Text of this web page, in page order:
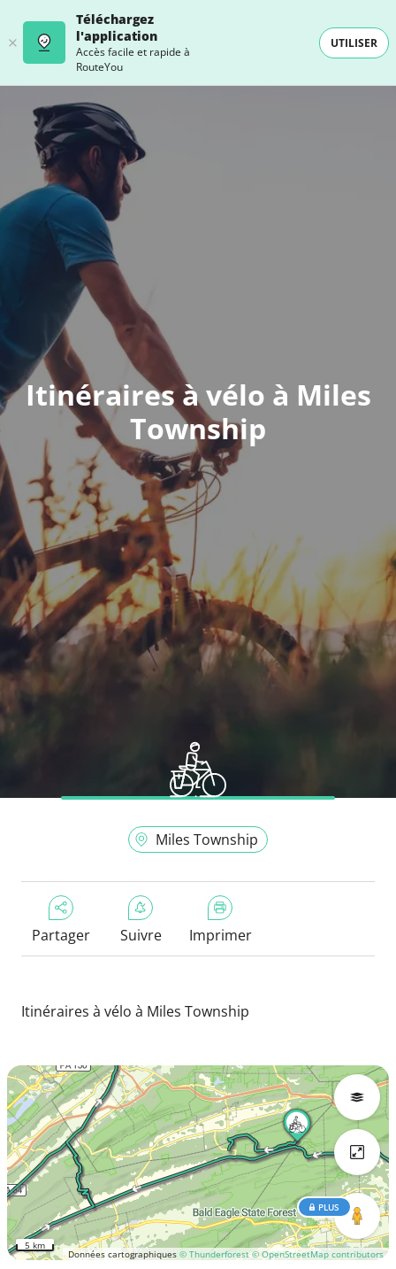
Téléchargez
l'application
Accès facile et rapide à
RouteYou
UTILISER
Itinéraires à vélo à Miles
Township
Miles Township
Partager Suivre Imprimer
Itinéraires à vélo à Miles Township
Données cartographiques © Thunderforest © OpenStreetMap contributors
PLUS
5 km